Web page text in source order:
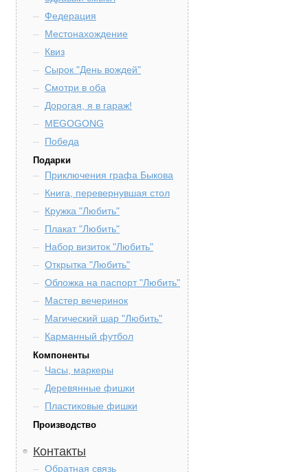
Федерация
Местонахождение
Квиз
Сырок "День вождей"
Смотри в оба
Дорогая, я в гараж!
MEGOGONG
Победа
Подарки
Приключения графа Быкова
Книга, перевернувшая стол
Кружка "Любить"
Плакат "Любить"
Набор визиток "Любить"
Открытка "Любить"
Обложка на паспорт "Любить"
Мастер вечеринок
Магический шар "Любить"
Карманный футбол
Компоненты
Часы, маркеры
Деревянные фишки
Пластиковые фишки
Производство
Контакты
Обратная связь